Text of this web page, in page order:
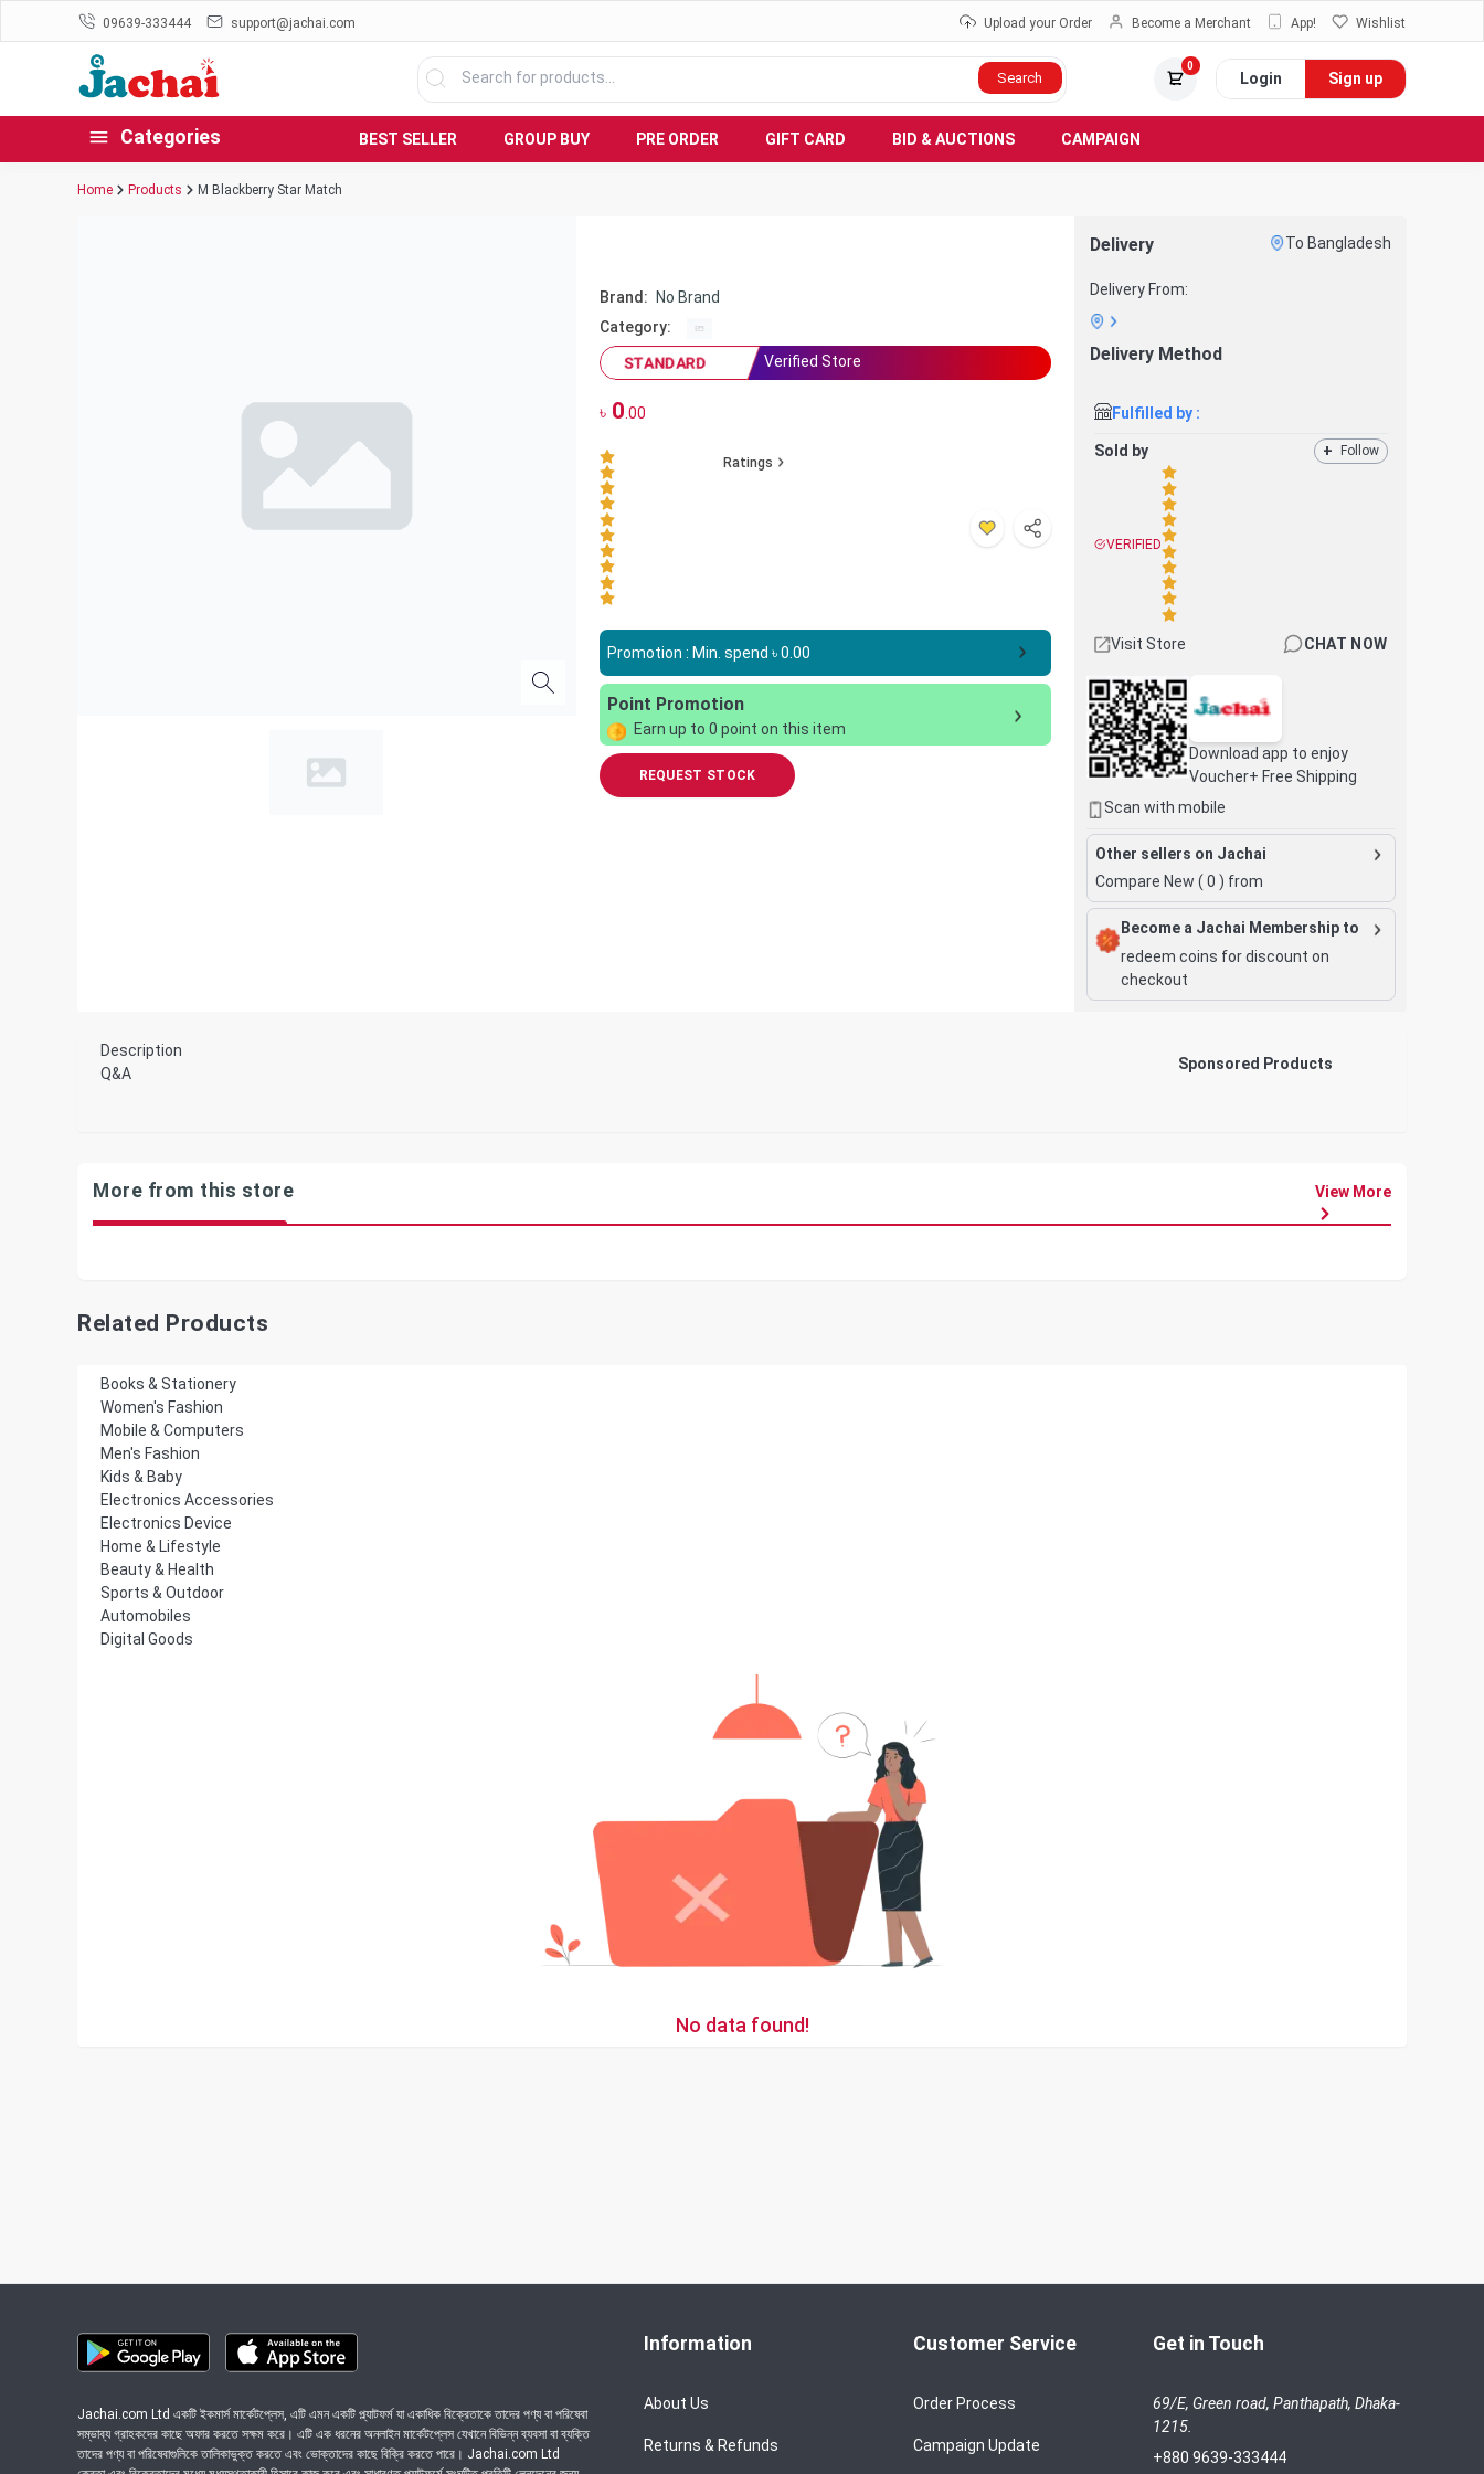
09639-333444 support@jachai.com Upload your Order Become a Merchant App! Wishlist
Search
0
Login Sign up
Categories BEST SELLER GROUP BUY PRE ORDER GIFT CARD BID & AUCTIONS CAMPAIGN
Home Products M Blackberry Star Match
Brand:
No Brand
Category:
STANDARD
Verified Store
৳0 .00
Ratings
Promotion : Min. spend ৳0.00
Point Promotion
Earn up to 0 point on this item
REQUEST STOCK
Delivery To Bangladesh
Delivery From:
Delivery Method
Fulfilled by :
Sold by + Follow
VERIFIED
Visit Store CHAT NOW
Download app to enjoy
Voucher+ Free Shipping
Scan with mobile
Other sellers on Jachai
Compare New ( 0 ) from
Become a Jachai Membership to
redeem coins for discount on
checkout
Description
Q&A
Sponsored Products
More from this store View More
Related Products
Books & Stationery
Women's Fashion
Mobile & Computers
Men's Fashion
Kids & Baby
Electronics Accessories
Electronics Device
Home & Lifestyle
Beauty & Health
Sports & Outdoor
Automobiles
Digital Goods
No data found!
Jachai.com Ltd একটি ইকমার্স মার্কেটপ্লেস, এটি এমন একটি প্ল্যাটফর্ম যা একাধিক বিক্রেতাকে তাদের পণ্য বা পরিষেবা
সম্ভাব্য গ্রাহকদের কাছে অফার করতে সক্ষম করে। এটি এক ধরনের অনলাইন মার্কেটপ্লেস যেখানে বিভিন্ন ব্যবসা বা ব্যক্তি
তাদের পণ্য বা পরিষেবাগুলিকে তালিকাভুক্ত করতে এবং ভোক্তাদের কাছে বিক্রি করতে পারে। Jachai.com Ltd
Information
About Us
Returns & Refunds
Customer Service
Order Process
Campaign Update
Get in Touch
69/E, Green road, Panthapath, Dhaka-
1215.
+880 9639-333444